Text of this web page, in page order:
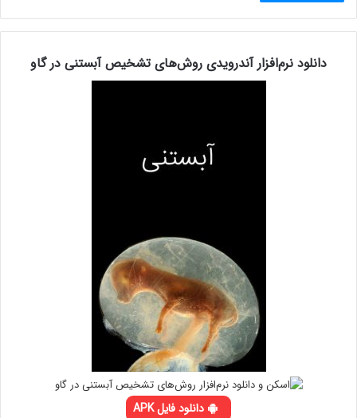
دانلود نرم‌افزار آندرویدی روش‌های تشخیص آبستنی در گاو
دانلود فایل APK